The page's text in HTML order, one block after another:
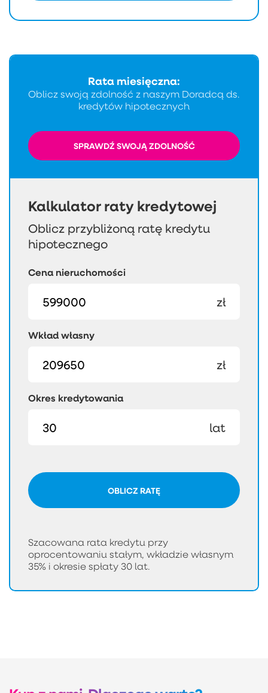
Kalkulator raty kredytowej
Oblicz przybliżoną ratę kredytu
hipotecznego
Cena nieruchomości
zł
Wkład własny
zł
Okres kredytowania
lat
OBLICZ RATĘ
Szacowana rata kredytu przy
oprocentowaniu stałym, wkładzie własnym
35% i okresie spłaty 30 lat.
Rata miesięczna:
Oblicz swoją zdolność z naszym Doradcą ds.
kredytów hipotecznych
SPRAWDŹ SWOJĄ ZDOLNOŚĆ